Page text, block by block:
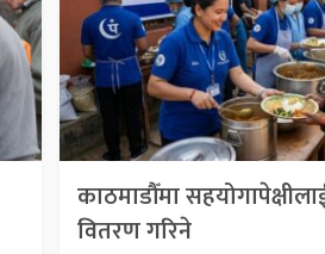
काठमाडौँमा
वितरण गरिने